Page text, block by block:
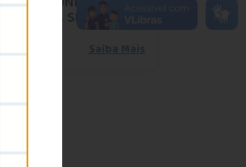
VISITAM A SEDE DO
Saiba Mais